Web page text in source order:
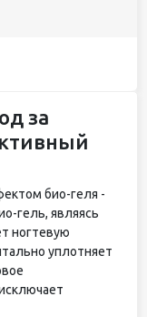
за
био-геля -
гель, являясь
ногтевую
уплотняет